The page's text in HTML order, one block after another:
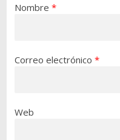
Nombre *
Correo electrónico *
Web